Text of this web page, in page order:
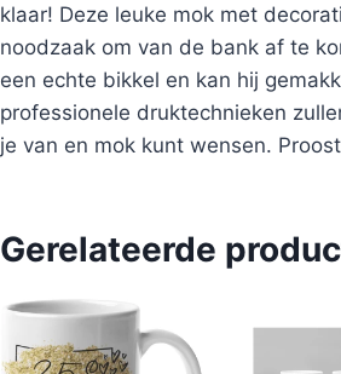
klaar! Deze leuke mok met
noodzaak om van de bank af te
een echte bikkel en kan hij
professionele druktechnieken
je van en mok kunt wensen.
Gerelateerde